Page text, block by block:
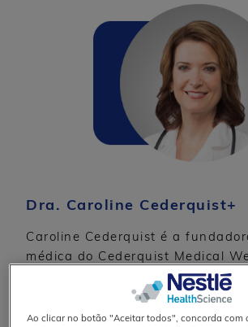
Dra. Caroline Cederquist+
Caroline Cederquist é a
médica do Cederquist Medical
em Nápoles (Florida, EUA) uma
medicina preventiva e de gestão
peso. O seu conhecimento
Ao clicar no botão "Aceitar todos", concorda com